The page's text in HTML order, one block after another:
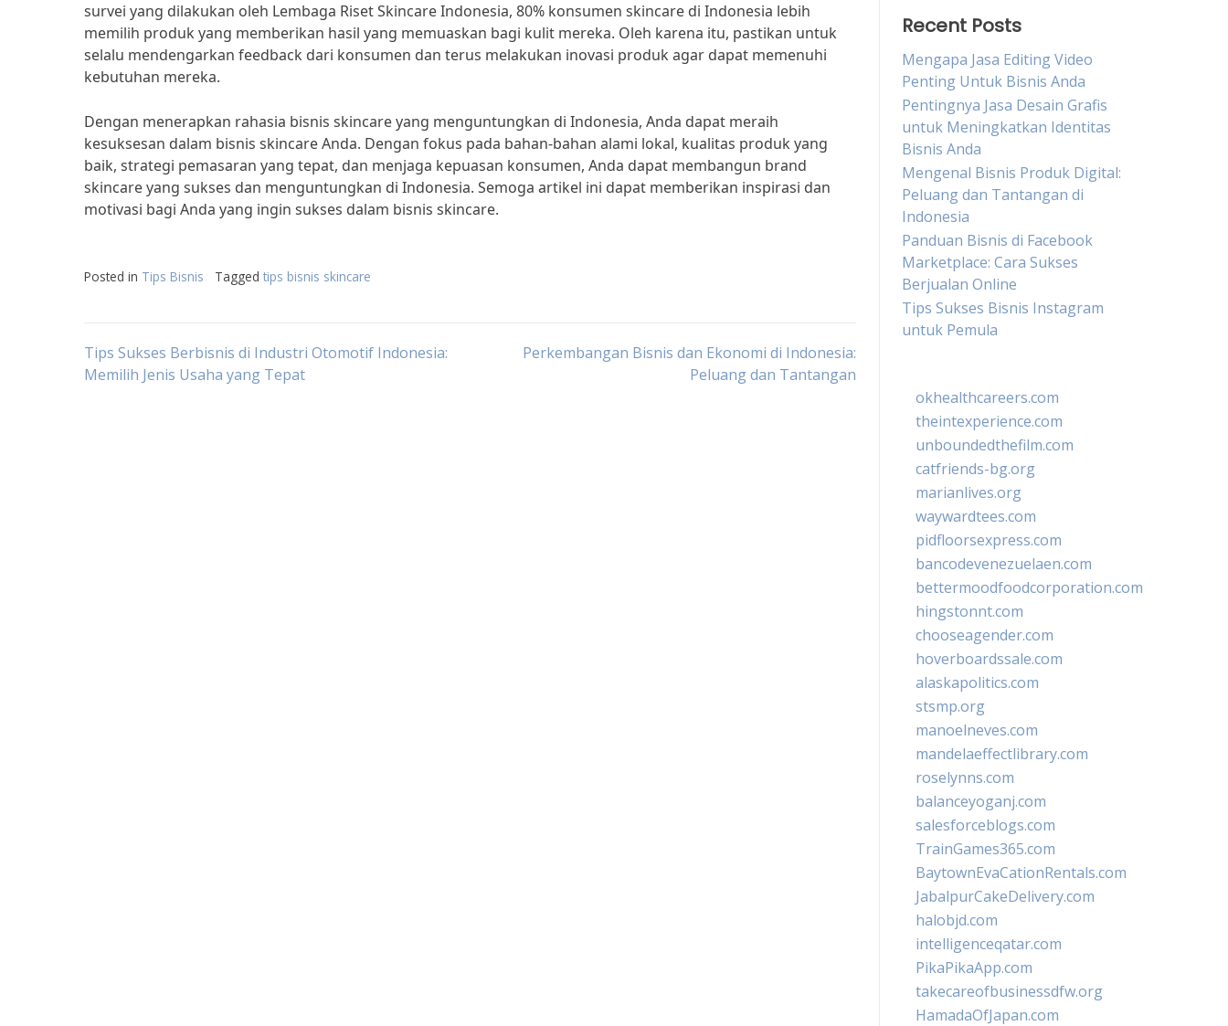
survei yang dilakukan oleh Lembaga Riset Skincare Indonesia, 80% konsumen skincare di Indonesia lebih
memilih produk yang memberikan hasil yang memuaskan bagi kulit mereka. Oleh karena itu, pastikan untuk
selalu mendengarkan feedback dari konsumen dan terus melakukan inovasi produk agar dapat memenuhi
kebutuhan mereka.
Dengan menerapkan rahasia bisnis skincare yang menguntungkan di Indonesia, Anda dapat meraih
kesuksesan dalam bisnis skincare Anda. Dengan fokus pada bahan-bahan alami lokal, kualitas produk yang
baik, strategi pemasaran yang tepat, dan menjaga kepuasan konsumen, Anda dapat membangun brand
skincare yang sukses dan menguntungkan di Indonesia. Semoga artikel ini dapat memberikan inspirasi dan
motivasi bagi Anda yang ingin sukses dalam bisnis skincare.
Posted in Tips Bisnis Tagged tips bisnis skincare
Post
Tips Sukses Berbisnis di Industri Otomotif Indonesia:
Memilih Jenis Usaha yang Tepat
Perkembangan Bisnis dan Ekonomi di Indonesia:
Peluang dan Tantangan
Recent Posts
Mengapa Jasa Editing Video
Penting Untuk Bisnis Anda
Pentingnya Jasa Desain Grafis
untuk Meningkatkan Identitas
Bisnis Anda
Mengenal Bisnis Produk Digital:
Peluang dan Tantangan di
Indonesia
Panduan Bisnis di Facebook
Marketplace: Cara Sukses
Berjualan Online
Tips Sukses Bisnis Instagram
untuk Pemula
okhealthcareers.com
theintexperience.com
unboundedthefilm.com
catfriends-bg.org
marianlives.org
waywardtees.com
pidfloorsexpress.com
bancodevenezuelaen.com
bettermoodfoodcorporation.com
hingstonnt.com
chooseagender.com
hoverboardssale.com
alaskapolitics.com
stsmp.org
manoelneves.com
mandelaeffectlibrary.com
roselynns.com
balanceyoganj.com
salesforceblogs.com
TrainGames365.com
BaytownEvaCationRentals.com
JabalpurCakeDelivery.com
halobjd.com
intelligenceqatar.com
PikaPikaApp.com
takecareofbusinessdfw.org
HamadaOfJapan.com